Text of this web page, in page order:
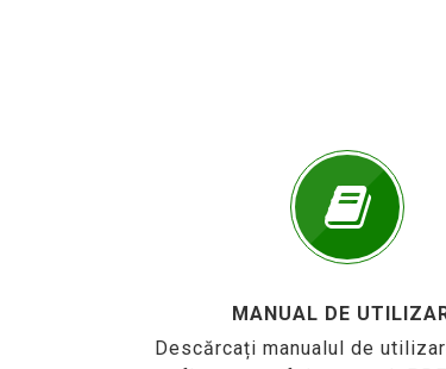
MANUAL DE
Descărcați manualul de